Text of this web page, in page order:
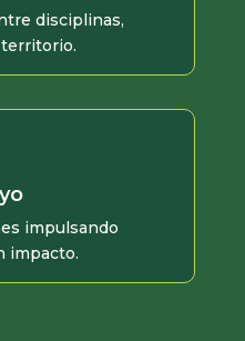
disciplinas,
impulsando
impacto.